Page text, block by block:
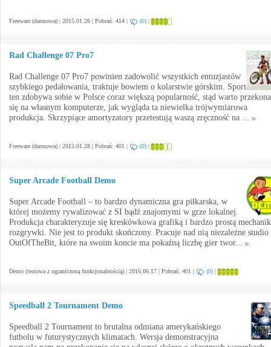
Freeware (darmowa) | 2015.01.26 | Pobrań: 414 | (0) |
Rad Challenge 07 Pro7
Rad Challenge 07 Pro7 powinien zadowolić wszystkich entuzjastów
szybkiego pedałowania, traktuje bowiem o kolarstwie górskim. Sport
ten zdobywa sobie w Polsce coraz większą popularność, stąd warto
się na własnym komputerze, jak wygląda ta niewielka trójwymiarowa
produkcja. Skrzypiące amortyzatory przetestują waszą zręczność na ...
Freeware (darmowa) | 2015.01.28 | Pobrań: 401 | (0) |
Super Arcade Football Demo
Super Arcade Football – to bardzo dynamiczna gra piłkarska, w
której możemy rywalizować z SI bądź znajomymi w grze lokalnej.
Produkcja charakteryzuje się kreskówkowa grafiką i bardzo prostą
rozgrywki. Nie jest to produkt skończony. Pracuje nad nią niezależne studio
OutOfTheBit, które na swoim koncie ma pokaźną liczbę gier twor...
Demo (testowa z ograniczoną funkcjonalnością) | 2016.06.17 | Pobrań: 401 | (0) |
Speedball 2 Tournament Demo
Speedball 2 Tournament to brutalna odmiana amerykańskiego
futbolu w futurystycznych klimatach. Wersja demonstracyjna